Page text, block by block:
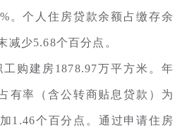
。个人住房贷款余额占缴存余
减少5.68个百分点。
工购建房1878.97万平方米。年
有率（含公转商贴息贷款）为
1.46个百分点。通过申请住房